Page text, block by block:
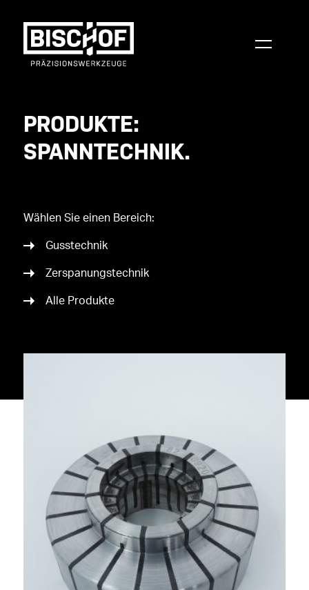
PRODUKTE:
SPANNTECHNIK.
Wählen Sie einen Bereich:
Gusstechnik
Zerspanungstechnik
Alle Produkte